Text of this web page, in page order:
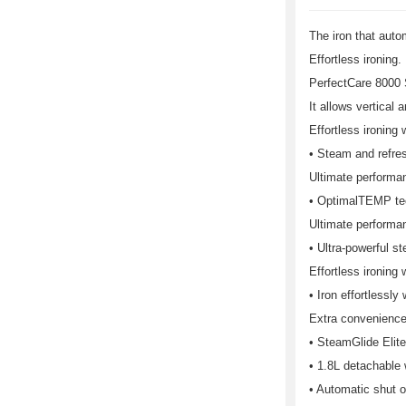
The iron that
Effortless ironing.
PerfectCare
It allows vertical
Effortless ironing
• Steam and
Ultimate
• OptimalTEMP
Ultimate
• Ultra-powerful
Effortless ironing
• Iron effortlessly
Extra
• SteamGlide
• 1.8L
• Automatic shut